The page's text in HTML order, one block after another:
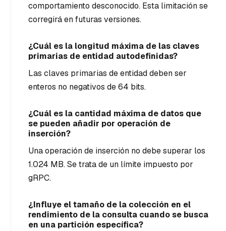
comportamiento desconocido. Esta limitación se
corregirá en futuras versiones.
¿Cuál es la longitud máxima de las claves
primarias de entidad autodefinidas?
Las claves primarias de entidad deben ser
enteros no negativos de 64 bits.
¿Cuál es la cantidad máxima de datos que
se pueden añadir por operación de
inserción?
Una operación de inserción no debe superar los
1.024 MB. Se trata de un límite impuesto por
gRPC.
¿Influye el tamaño de la colección en el
rendimiento de la consulta cuando se busca
en una partición específica?